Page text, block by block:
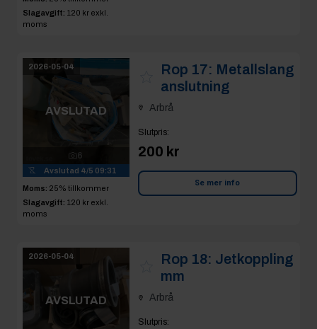
Slagavgift: 120 kr exkl.
moms
2026-05-04
AVSLUTAD
6
Avslutad 4/5 09:31
Moms: 25% tillkommer
Slagavgift: 120 kr exkl.
moms
Rop 17: Metallslang
anslutning
Arbrå
Slutpris:
200 kr
Se mer info
2026-05-04
AVSLUTAD
Rop 18: Jetkoppling
mm
Arbrå
Slutpris: